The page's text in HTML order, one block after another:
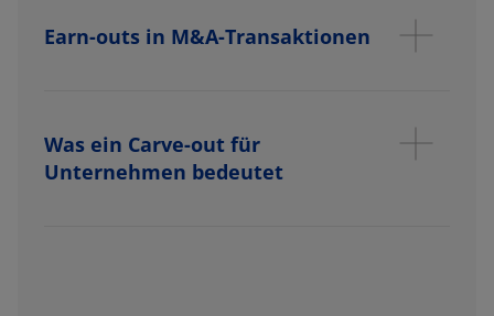
Earn-outs in M&A-Transaktionen
Was ein Carve-out für
Unternehmen bedeutet